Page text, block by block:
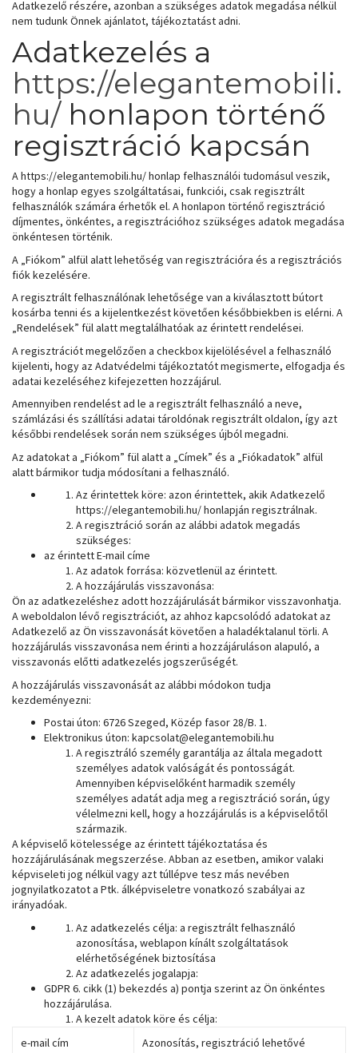
Adatkezelő részére, azonban a szükséges adatok megadása nélkül
nem tudunk Önnek ajánlatot, tájékoztatást adni.
Adatkezelés a
https://elegantemobili.
hu/honlapon történő
regisztráció kapcsán
A https://elegantemobili.hu/ honlap felhasználói tudomásul veszik,
hogy a honlap egyes szolgáltatásai, funkciói, csak regisztrált
felhasználók számára érhetők el. A honlapon történő regisztráció
díjmentes, önkéntes, a regisztrációhoz szükséges adatok megadása
önkéntesen történik.
A „Fiókom” alfül alatt lehetőség van regisztrációra és a regisztrációs
fiók kezelésére.
A regisztrált felhasználónak lehetősége van a kiválasztott bútort
kosárba tenni és a kijelentkezést követően későbbiekben is elérni. A
„Rendelések” fül alatt megtalálhatóak az érintett rendelései.
A regisztrációt megelőzően a checkbox kijelölésével a felhasználó
kijelenti, hogy az Adatvédelmi tájékoztatót megismerte, elfogadja és
adatai kezeléséhez kifejezetten hozzájárul.
Amennyiben rendelést ad le a regisztrált felhasználó a neve,
számlázási és szállítási adatai tároldónak regisztrált oldalon, így azt
későbbi rendelések során nem szükséges újból megadni.
Az adatokat a „Fiókom” fül alatt a „Címek” és a „Fiókadatok” alfül
alatt bármikor tudja módosítani a felhasználó.
Az érintettek köre: azon érintettek, akik Adatkezelő
https://elegantemobili.hu/ honlapján regisztrálnak.
A regisztráció során az alábbi adatok megadás
szükséges:
az érintett E-mail címe
Az adatok forrása: közvetlenül az érintett.
A hozzájárulás visszavonása:
Ön az adatkezeléshez adott hozzájárulását bármikor visszavonhatja.
A weboldalon lévő regisztrációt, az ahhoz kapcsolódó adatokat az
Adatkezelő az Ön visszavonását követően a haladéktalanul törli. A
hozzájárulás visszavonása nem érinti a hozzájáruláson alapuló, a
visszavonás előtti adatkezelés jogszerűségét.
A hozzájárulás visszavonását az alábbi módokon tudja
kezdeményezni:
Postai úton: 6726 Szeged, Közép fasor 28/B. 1.
Elektronikus úton: kapcsolat@elegantemobili.hu
A regisztráló személy garantálja az általa megadott
személyes adatok valóságát és pontosságát.
Amennyiben képviselőként harmadik személy
személyes adatát adja meg a regisztráció során, úgy
vélelmezni kell, hogy a hozzájárulás is a képviselőtől
származik.
A képviselő kötelessége az érintett tájékoztatása és
hozzájárulásának megszerzése. Abban az esetben, amikor valaki
képviseleti jog nélkül vagy azt túllépve tesz más nevében
jognyilatkozatot a Ptk. álképviseletre vonatkozó szabályai az
irányadóak.
Az adatkezelés célja: a regisztrált felhasználó
azonosítása, weblapon kínált szolgáltatások
elérhetőségének biztosítása
Az adatkezelés jogalapja:
GDPR 6. cikk (1) bekezdés a) pontja szerint az Ön önkéntes
hozzájárulása.
A kezelt adatok köre és célja:
e-mail cím
Azonosítás, regisztráció lehetővé